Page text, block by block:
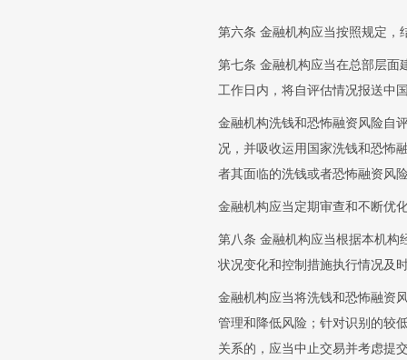
第六条 金融机构应当按照规定，
第七条 金融机构应当在总部层面
工作日内，将自评估情况报送中
金融机构洗钱和恐怖融资风险自
况，并吸收运用国家洗钱和恐怖
者其面临的洗钱或者恐怖融资风
金融机构应当定期审查和不断优
第八条 金融机构应当根据本机构
状况变化和控制措施执行情况及
金融机构应当将洗钱和恐怖融资
管理和降低风险；针对识别的较
关系的，应当中止交易并考虑提